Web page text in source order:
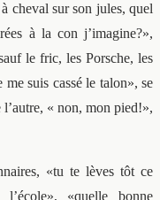
cheval sur son jules, quel
à la con j’imagine?»,
le fric, les Porsche, les
suis cassé le talon», se
« non, mon pied!»,
«tu te lèves tôt ce
«quelle bonne